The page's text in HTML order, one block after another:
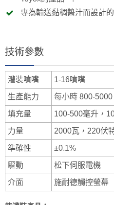
專為輸送黏稠醬汁而設計
技術參數
灌裝噴嘴 1-16噴嘴
生產能力 每小時 800-5000
填充量 100-500毫升，
力量 2000瓦，220伏
準確性 ±0.1%
驅動 松下伺服電機
介面 施耐德觸控螢幕